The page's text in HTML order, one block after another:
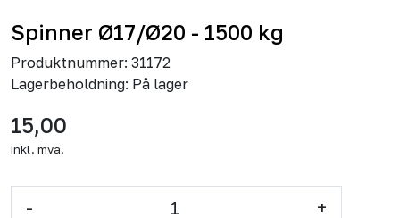
Spinner Ø17/Ø20 - 1500 kg
Produktnummer: 31172
Lagerbeholdning: På lager
15,00
inkl. mva.
- +